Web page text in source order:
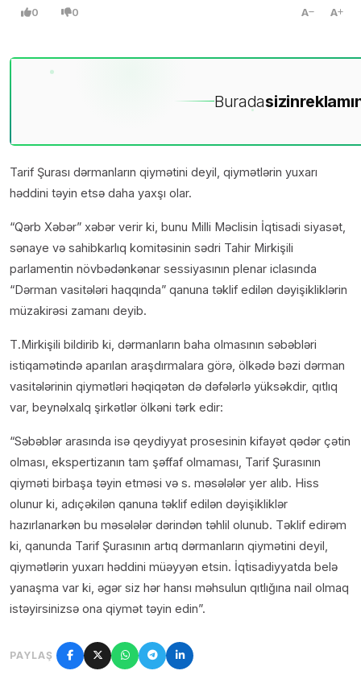
0 0 A A
Buradasizin
Tarif Şurası dərmanların qiymətini deyil, qiymətlərin yuxarı
həddini təyin etsə daha yaxşı olar.
“Qərb Xəbər” xəbər verir ki, bunu Milli Məclisin İqtisadi siyasət,
sənaye və sahibkarlıq komitəsinin sədri Tahir Mirkişili
parlamentin növbədənkənar sessiyasının plenar iclasında
“Dərman vasitələri haqqında” qanuna təklif edilən dəyişikliklərin
müzakirəsi zamanı deyib.
T.Mirkişili bildirib ki, dərmanların baha olmasının səbəbləri
istiqamətində aparılan araşdırmalara görə, ölkədə bəzi dərman
vasitələrinin qiymətləri həqiqətən də dəfələrlə yüksəkdir, qıtlıq
var, beynəlxalq şirkətlər ölkəni tərk edir:
“Səbəblər arasında isə qeydiyyat prosesinin kifayət qədər çətin
olması, ekspertizanın tam şəffaf olmaması, Tarif Şurasının
qiyməti birbaşa təyin etməsi və s. məsələlər yer alıb. Hiss
olunur ki, adıçəkilən qanuna təklif edilən dəyişikliklər
hazırlanarkən bu məsələlər dərindən təhlil olunub. Təklif edirəm
ki, qanunda Tarif Şurasının artıq dərmanların qiymətini deyil,
qiymətlərin yuxarı həddini müəyyən etsin. İqtisadiyyatda belə
yanaşma var ki, əgər siz hər hansı məhsulun qıtlığına nail olmaq
istəyirsinizsə ona qiymət təyin edin”.
PAYLAŞ